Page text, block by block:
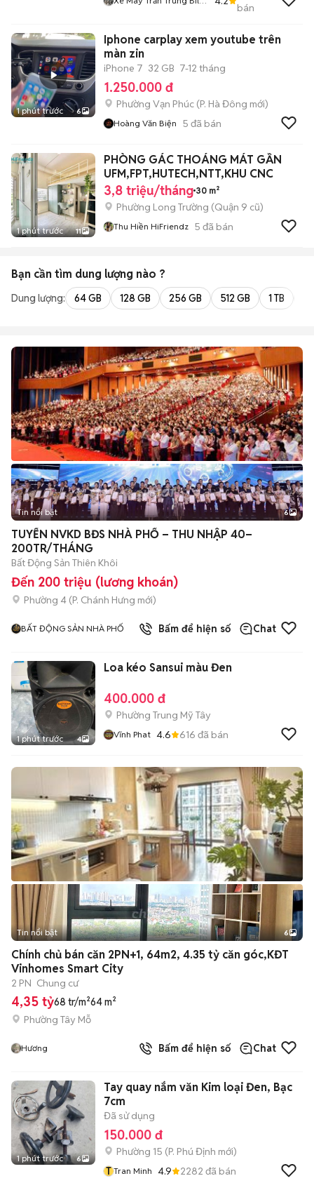
bán
1 phút trước 6
Iphone carplay xem youtube trên
màn zin
iPhone 7 32 GB 7-12 tháng
1.250.000 đ
Phường Vạn Phúc (P. Hà Đông mới)
Hoàng Văn Biện 5 đã bán
1 phút trước 11
PHÒNG GÁC THOÁNG MÁT GẦN
UFM,FPT,HUTECH,NTT,KHU CNC
3,8 triệu/tháng 30 m²
Phường Long Trường (Quận 9 cũ)
Thu Hiền HiFriendz 5 đã bán
Bạn cần tìm dung lượng nào ?
Dung lượng: 64 GB 128 GB 256 GB 512 GB 1 TB
+2
Tin nổi bật 6
TUYỂN NVKD BĐS NHÀ PHỐ – THU NHẬP 40–
200TR/THÁNG
Bất Động Sản Thiên Khôi
Đến 200 triệu (lương khoán)
Phường 4 (P. Chánh Hưng mới)
BẤT ĐỘNG SẢN NHÀ PHỐ Bấm để hiện số Chat
1 phút trước 4
Loa kéo Sansui màu Đen
400.000 đ
Phường Trung Mỹ Tây
Vĩnh Phat 4.6 616 đã bán
+2
Tin nổi bật 6
Chính chủ bán căn 2PN+1, 64m2, 4.35 tỷ căn góc,KĐT
Vinhomes Smart City
2 PN Chung cư
4,35 tỷ68 tr/m²64 m²
Phường Tây Mỗ
Hương Bấm để hiện số Chat
1 phút trước 6
Tay quay nắm văn Kim loại Đen, Bạc
7cm
Đã sử dụng
150.000 đ
Phường 15 (P. Phú Định mới)
T Tran Minh 4.9 2282 đã bán